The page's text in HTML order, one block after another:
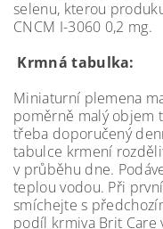
selenu, kterou
CNCM I-3060 0,2 mg.
Krmná tabulka:
Miniaturní plemena
poměrně malý objem
třeba doporučený
tabulce krmení
v průběhu dne.
teplou vodou. Při
smíchejte s
podíl krmiva Brit Care